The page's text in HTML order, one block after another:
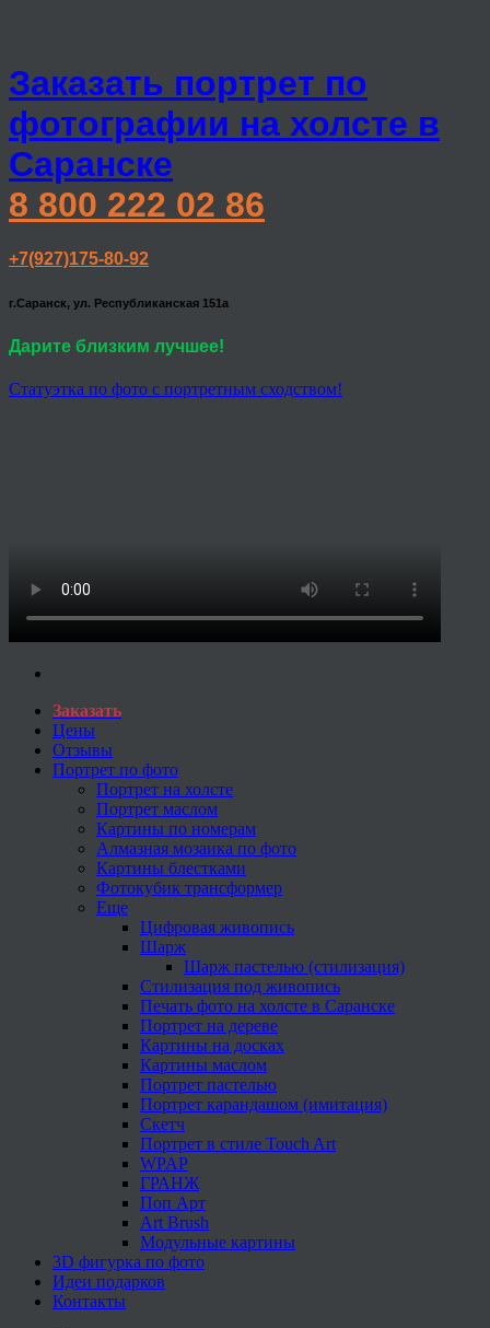
Заказать портрет по
фотографии на холсте в
Саранске
8 800 222 02 86
+7(927)175-80-92
г.Саранск, ул. Республиканская 151а
Дарите близким лучшее!
Статуэтка по фото с портретным сходством!
Заказать
Цены
Отзывы
Портрет по фото
Портрет на холсте
Портрет маслом
Картины по номерам
Алмазная мозаика по фото
Картины блестками
Фотокубик трансформер
Еще
Цифровая живопись
Шарж
Шарж пастелью (стилизация)
Стилизация под живопись
Печать фото на холсте в Саранске
Портрет на дереве
Картины на досках
Картины маслом
Портрет пастелью
Портрет карандашом (имитация)
Скетч
Портрет в стиле Touch Art
WPAP
ГРАНЖ
Поп Арт
Art Brush
Модульные картины
3D фигурка по фото
Идеи подарков
Контакты